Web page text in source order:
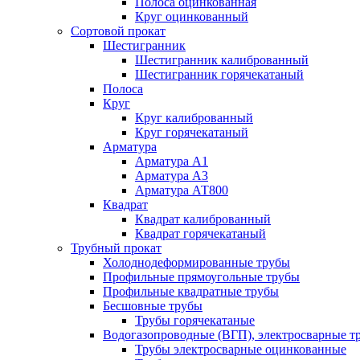
Круг оцинкованный
Сортовой прокат
Шестигранник
Шестигранник калиброванный
Шестигранник горячекатаный
Полоса
Круг
Круг калиброванный
Круг горячекатаный
Арматура
Арматура А1
Арматура А3
Арматура АТ800
Квадрат
Квадрат калиброванный
Квадрат горячекатаный
Трубный прокат
Холоднодеформированные трубы
Профильные прямоугольные трубы
Профильные квадратные трубы
Бесшовные трубы
Трубы горячекатаные
Водогазопроводные (ВГП), электросварные
Трубы электросварные оцинкованные